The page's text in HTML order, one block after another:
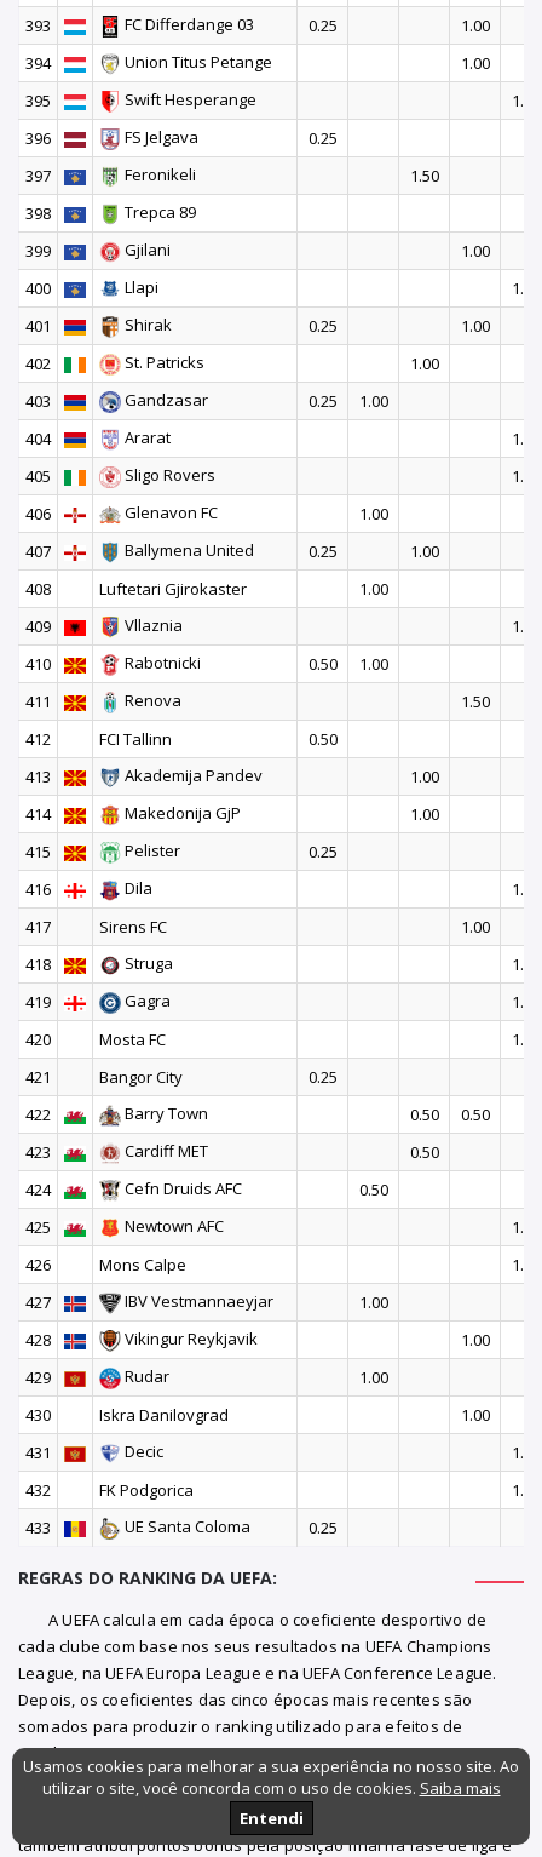
393
FC Differdange 03 0.25
1.00
394
Union Titus Petange
1.00
395
Swift Hesperange
1.00
396
FS Jelgava
0.25
397
Feronikeli
1.50
398
Trepca 89
399
Gjilani
1.00
400
Llapi
1.00
401
Shirak 0.25
1.00
402
St. Patricks
1.00
403
Gandzasar 0.25
1.00
404
Ararat
1.50
405
Sligo Rovers
1.00
406
Glenavon FC
1.00
407
Ballymena United 0.25
1.00
408
Luftetari Gjirokaster
1.00
409
Vllaznia
1.50
410
Rabotnicki 0.50
1.00
411
Renova
1.50
412
FCI Tallinn
0.50
413
Akademija Pandev
1.00
414
Makedonija GjP
1.00
415
Pelister
0.25
416
Dila
1.00
417
Sirens FC
1.00
418
Struga
1.00
419
Gagra
1.00
420
Mosta FC
1.00
421
Bangor City
0.25
422
Barry Town 0.50
0.50
423
Cardiff MET
0.50
424
Cefn Druids AFC
0.50
425
Newtown AFC
1.00
426
Mons Calpe
1.00
427
IBV Vestmannaeyjar
1.00
428
Vikingur Reykjavik
1.00
429
Rudar
1.00
430
Iskra Danilovgrad
1.00
431
Decic
1.00
432
FK Podgorica
1.00
433
UE Santa Coloma 0.25
REGRAS DO RANKING DA UEFA:
A UEFA calcula em cada época o coeficiente desportivo de
cada clube com base nos seus resultados na UEFA Champions
League, na UEFA Europa League e na UEFA Conference League.
Depois, os coeficientes das cinco épocas mais recentes são
somados para produzir o ranking utilizado para efeitos de
seeding.
Na fase de liga e nas rondas seguintes, os clubes geralmente
recebem 2 pontos por vitória e 1 ponto por empate. A UEFA
também atribui pontos bónus pela posição final na fase de liga e
Usamos cookies para melhorar a sua experiência no nosso site. Ao
utilizar o site, você concorda com o uso de cookies. Saiba mais
Entendi